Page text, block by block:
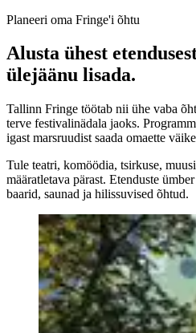
Planeeri oma Fringe'i õhtu
Alusta ühest
ülejäänu lisada.
Tallinn Fringe töötab nii ühe vaba
terve festivalinädala jaoks.
igast marsruudist saada omaette
Tule teatri, komöödia, tsirkuse,
määratletava pärast. Etenduste
baarid, saunad ja hilissuvised õhtud.